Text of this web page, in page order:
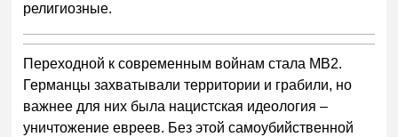
религиозные.
Переходной к современным войнам стала МВ2.
Германцы захватывали территории и грабили, но
важнее для них была нацистская идеология –
уничтожение евреев. Без этой самоубийственной